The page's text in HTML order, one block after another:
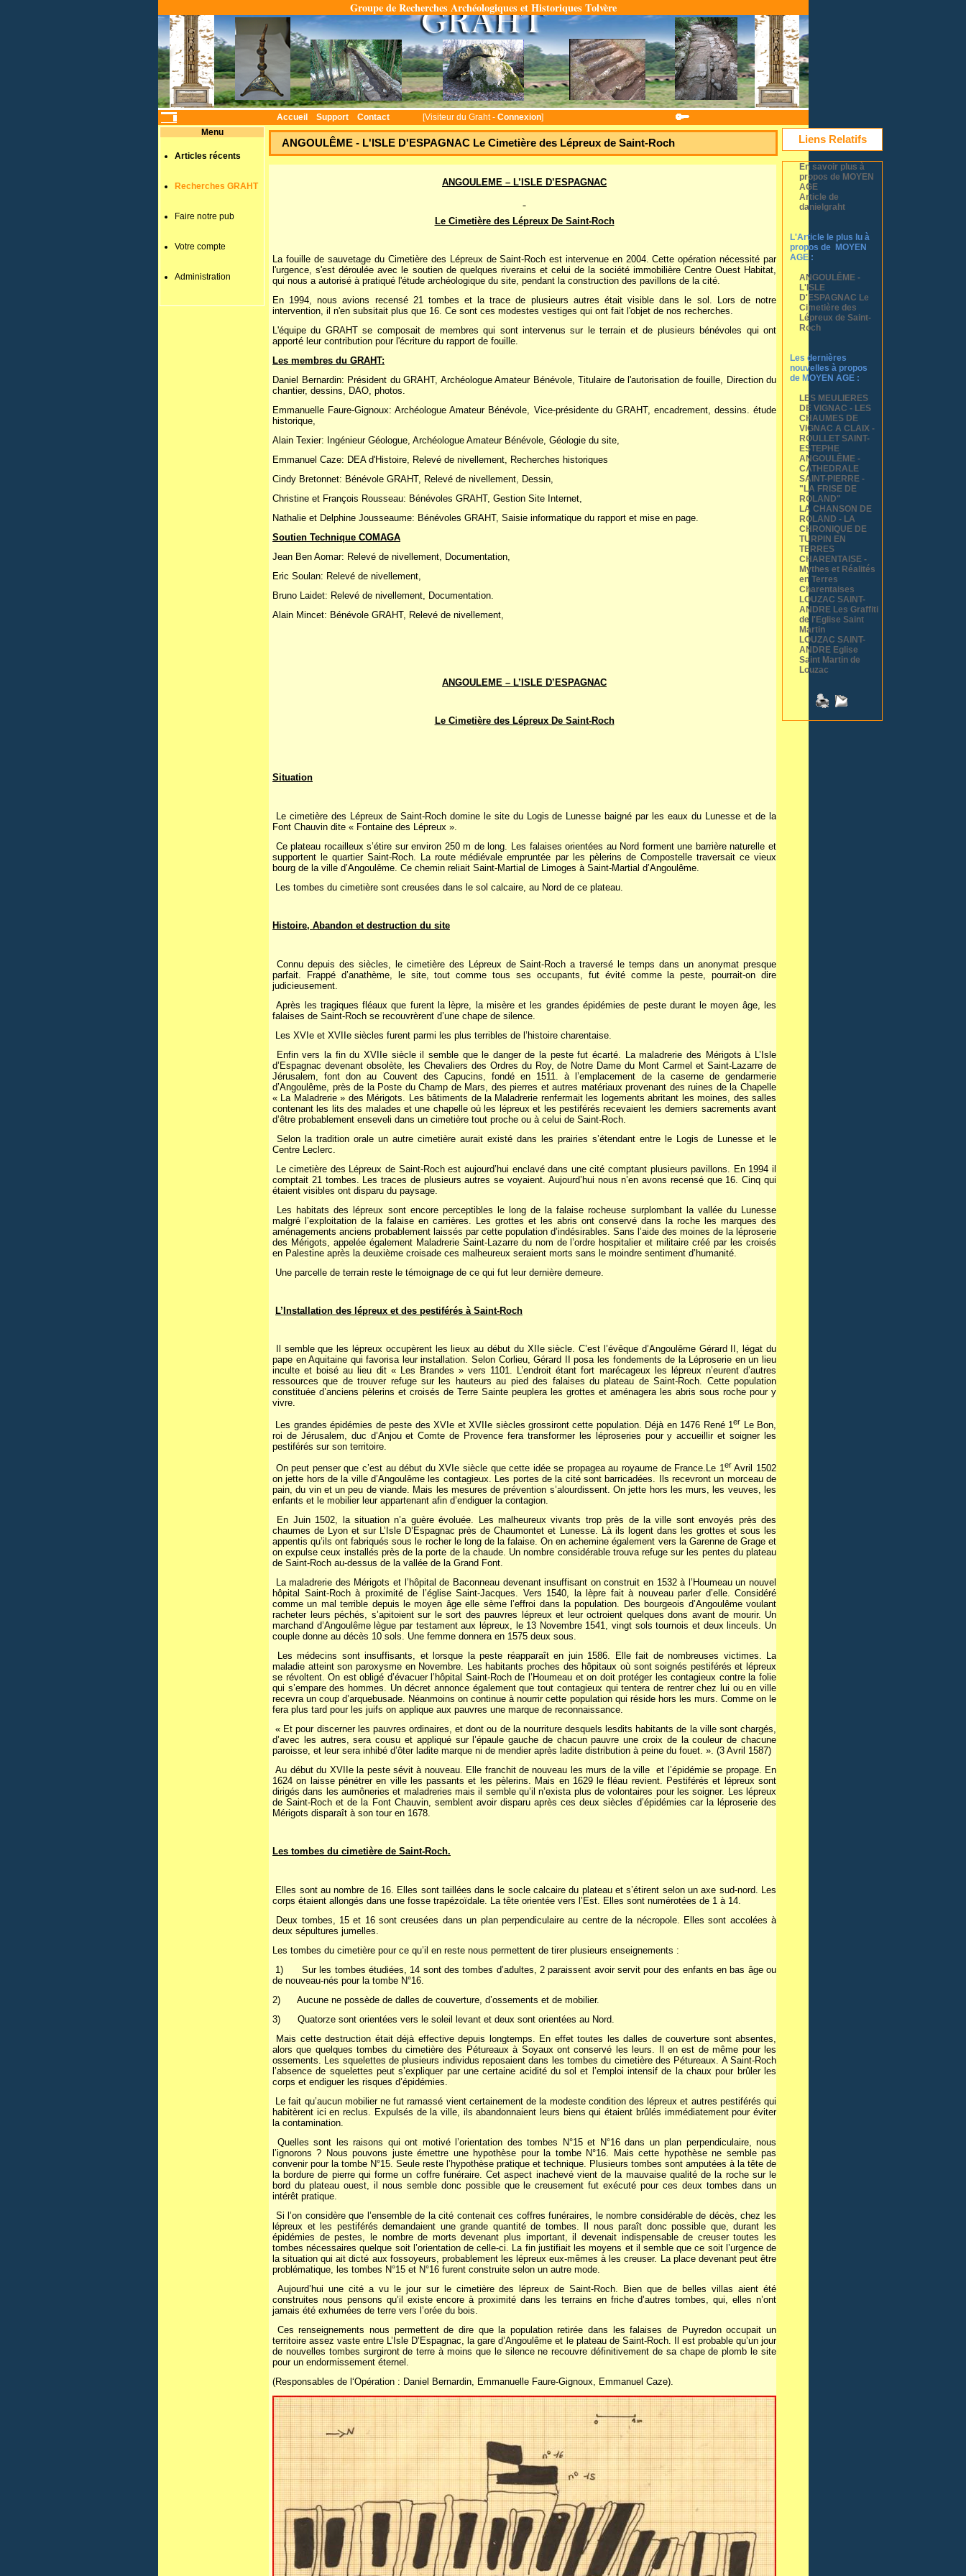
Groupe de Recherches Archéologiques et Historiques Tolvère
Accueil Support Contact [Visiteur du Graht - Connexion]
Menu
Articles récents
Recherches GRAHT
Faire notre pub
Votre compte
Administration
ANGOULÊME - L'ISLE D'ESPAGNAC Le Cimetière des Lépreux de Saint-Roch
ANGOULEME – L’ISLE D’ESPAGNAC
Le Cimetière des Lépreux De Saint-Roch
La fouille de sauvetage du Cimetière des Lépreux de Saint-Roch est intervenue en 2004. Cette opération nécessité par
l'urgence, s'est déroulée avec le soutien de quelques riverains et celui de la société immobilière Centre Ouest Habitat,
qui nous a autorisé à pratiqué l'étude archéologique du site, pendant la construction des pavillons de la cité.
En 1994, nous avions recensé 21 tombes et la trace de plusieurs autres était visible dans le sol. Lors de notre
intervention, il n'en subsitait plus que 16. Ce sont ces modestes vestiges qui ont fait l'objet de nos recherches.
L'équipe du GRAHT se composait de membres qui sont intervenus sur le terrain et de plusieurs bénévoles qui ont
apporté leur contribution pour l'écriture du rapport de fouille.
Les membres du GRAHT:
Daniel Bernardin: Président du GRAHT, Archéologue Amateur Bénévole, Titulaire de l'autorisation de fouille, Direction du
chantier, dessins, DAO, photos.
Emmanuelle Faure-Gignoux: Archéologue Amateur Bénévole, Vice-présidente du GRAHT, encadrement, dessins. étude
historique,
Alain Texier: Ingénieur Géologue, Archéologue Amateur Bénévole, Géologie du site,
Emmanuel Caze: DEA d'Histoire, Relevé de nivellement, Recherches historiques
Cindy Bretonnet: Bénévole GRAHT, Relevé de nivellement, Dessin,
Christine et François Rousseau: Bénévoles GRAHT, Gestion Site Internet,
Nathalie et Delphine Jousseaume: Bénévoles GRAHT, Saisie informatique du rapport et mise en page.
Soutien Technique COMAGA
Jean Ben Aomar: Relevé de nivellement, Documentation,
Eric Soulan: Relevé de nivellement,
Bruno Laidet: Relevé de nivellement, Documentation.
Alain Mincet: Bénévole GRAHT, Relevé de nivellement,
ANGOULEME – L’ISLE D’ESPAGNAC
Le Cimetière des Lépreux De Saint-Roch
Situation
Le cimetière des Lépreux de Saint-Roch domine le site du Logis de Lunesse baigné par les eaux du Lunesse et de la
Font Chauvin dite « Fontaine des Lépreux ».
Ce plateau rocailleux s’étire sur environ 250 m de long. Les falaises orientées au Nord forment une barrière naturelle et
supportent le quartier Saint-Roch. La route médiévale empruntée par les pèlerins de Compostelle traversait ce vieux
bourg de la ville d’Angoulême. Ce chemin reliait Saint-Martial de Limoges à Saint-Martial d’Angoulême.
Les tombes du cimetière sont creusées dans le sol calcaire, au Nord de ce plateau.
Histoire, Abandon et destruction du site
Connu depuis des siècles, le cimetière des Lépreux de Saint-Roch a traversé le temps dans un anonymat presque
parfait. Frappé d’anathème, le site, tout comme tous ses occupants, fut évité comme la peste, pourrait-on dire
judicieusement.
Après les tragiques fléaux que furent la lèpre, la misère et les grandes épidémies de peste durant le moyen âge, les
falaises de Saint-Roch se recouvrèrent d’une chape de silence.
Les XVIe et XVIIe siècles furent parmi les plus terribles de l’histoire charentaise.
Enfin vers la fin du XVIIe siècle il semble que le danger de la peste fut écarté. La maladrerie des Mérigots à L’Isle
d’Espagnac devenant obsolète, les Chevaliers des Ordres du Roy, de Notre Dame du Mont Carmel et Saint-Lazarre de
Jérusalem, font don au Couvent des Capucins, fondé en 1511. à l’emplacement de la caserne de gendarmerie
d’Angoulême, près de la Poste du Champ de Mars, des pierres et autres matériaux provenant des ruines de la Chapelle
« La Maladrerie » des Mérigots. Les bâtiments de la Maladrerie renfermait les logements abritant les moines, des salles
contenant les lits des malades et une chapelle où les lépreux et les pestiférés recevaient les derniers sacrements avant
d’être probablement enseveli dans un cimetière tout proche ou à celui de Saint-Roch.
Selon la tradition orale un autre cimetière aurait existé dans les prairies s’étendant entre le Logis de Lunesse et le
Centre Leclerc.
Le cimetière des Lépreux de Saint-Roch est aujourd’hui enclavé dans une cité comptant plusieurs pavillons. En 1994 il
comptait 21 tombes. Les traces de plusieurs autres se voyaient. Aujourd’hui nous n’en avons recensé que 16. Cinq qui
étaient visibles ont disparu du paysage.
Les habitats des lépreux sont encore perceptibles le long de la falaise rocheuse surplombant la vallée du Lunesse
malgré l’exploitation de la falaise en carrières. Les grottes et les abris ont conservé dans la roche les marques des
aménagements anciens probablement laissés par cette population d’indésirables. Sans l’aide des moines de la léproserie
des Mérigots, appelée également Maladrerie Saint-Lazarre du nom de l’ordre hospitalier et militaire créé par les croisés
en Palestine après la deuxième croisade ces malheureux seraient morts sans le moindre sentiment d’humanité.
Une parcelle de terrain reste le témoignage de ce qui fut leur dernière demeure.
L’Installation des lépreux et des pestiférés à Saint-Roch
Il semble que les lépreux occupèrent les lieux au début du XIIe siècle. C’est l’évêque d’Angoulême Gérard II, légat du
pape en Aquitaine qui favorisa leur installation. Selon Corlieu, Gérard II posa les fondements de la Léproserie en un lieu
inculte et boisé au lieu dit « Les Brandes » vers 1101. L’endroit étant fort marécageux les lépreux n’eurent d’autres
ressources que de trouver refuge sur les hauteurs au pied des falaises du plateau de Saint-Roch. Cette population
constituée d’anciens pèlerins et croisés de Terre Sainte peuplera les grottes et aménagera les abris sous roche pour y
vivre.
Les grandes épidémies de peste des XVIe et XVIIe siècles grossiront cette population. Déjà en 1476 René 1er
Le Bon,
roi de Jérusalem, duc d’Anjou et Comte de Provence fera transformer les léproseries pour y accueillir et soigner les
pestiférés sur son territoire.
On peut penser que c’est au début du XVIe siècle que cette idée se propagea au royaume de France.Le 1er Avril 1502
on jette hors de la ville d’Angoulême les contagieux. Les portes de la cité sont barricadées. Ils recevront un morceau de
pain, du vin et un peu de viande. Mais les mesures de prévention s’alourdissent. On jette hors les murs, les veuves, les
enfants et le mobilier leur appartenant afin d’endiguer la contagion.
En Juin 1502, la situation n’a guère évoluée. Les malheureux vivants trop près de la ville sont envoyés près des
chaumes de Lyon et sur L’Isle D’Espagnac près de Chaumontet et Lunesse. Là ils logent dans les grottes et sous les
appentis qu’ils ont fabriqués sous le rocher le long de la falaise. On en achemine également vers la Garenne de Grage et
on expulse ceux installés près de la porte de la chaude. Un nombre considérable trouva refuge sur les pentes du plateau
de Saint-Roch au-dessus de la vallée de la Grand Font.
La maladrerie des Mérigots et l’hôpital de Baconneau devenant insuffisant on construit en 1532 à l’Houmeau un nouvel
hôpital Saint-Roch à proximité de l’église Saint-Jacques. Vers 1540, la lèpre fait à nouveau parler d’elle. Considéré
comme un mal terrible depuis le moyen âge elle sème l’effroi dans la population. Des bourgeois d’Angoulême voulant
racheter leurs péchés, s’apitoient sur le sort des pauvres lépreux et leur octroient quelques dons avant de mourir. Un
marchand d’Angoulême lègue par testament aux lépreux, le 13 Novembre 1541, vingt sols tournois et deux linceuls. Un
couple donne au décès 10 sols. Une femme donnera en 1575 deux sous.
Les médecins sont insuffisants, et lorsque la peste réapparaît en juin 1586. Elle fait de nombreuses victimes. La
maladie atteint son paroxysme en Novembre. Les habitants proches des hôpitaux où sont soignés pestiférés et lépreux
se révoltent. On est obligé d’évacuer l’hôpital Saint-Roch de l’Houmeau et on doit protéger les contagieux contre la folie
qui s’empare des hommes. Un décret annonce également que tout contagieux qui tentera de rentrer chez lui ou en ville
recevra un coup d’arquebusade. Néanmoins on continue à nourrir cette population qui réside hors les murs. Comme on le
fera plus tard pour les juifs on applique aux pauvres une marque de reconnaissance.
« Et pour discerner les pauvres ordinaires, et dont ou de la nourriture desquels lesdits habitants de la ville sont chargés,
d’avec les autres, sera cousu et appliqué sur l’épaule gauche de chacun pauvre une croix de la couleur de chacune
paroisse, et leur sera inhibé d’ôter ladite marque ni de mendier après ladite distribution à peine du fouet. ». (3 Avril 1587)
Au début du XVIIe la peste sévit à nouveau. Elle franchit de nouveau les murs de la ville et l’épidémie se propage. En
1624 on laisse pénétrer en ville les passants et les pèlerins. Mais en 1629 le fléau revient. Pestiférés et lépreux sont
dirigés dans les aumôneries et maladreries mais il semble qu’il n’exista plus de volontaires pour les soigner. Les lépreux
de Saint-Roch et de la Font Chauvin, semblent avoir disparu après ces deux siècles d’épidémies car la léproserie des
Mérigots disparaît à son tour en 1678.
Les tombes du cimetière de Saint-Roch.
Elles sont au nombre de 16. Elles sont taillées dans le socle calcaire du plateau et s’étirent selon un axe sud-nord. Les
corps étaient allongés dans une fosse trapézoïdale. La tête orientée vers l’Est. Elles sont numérotées de 1 à 14.
Deux tombes, 15 et 16 sont creusées dans un plan perpendiculaire au centre de la nécropole. Elles sont accolées à
deux sépultures jumelles.
Les tombes du cimetière pour ce qu’il en reste nous permettent de tirer plusieurs enseignements :
1) Sur les tombes étudiées, 14 sont des tombes d’adultes, 2 paraissent avoir servit pour des enfants en bas âge ou
de nouveau-nés pour la tombe N°16.
2) Aucune ne possède de dalles de couverture, d’ossements et de mobilier.
3) Quatorze sont orientées vers le soleil levant et deux sont orientées au Nord.
Mais cette destruction était déjà effective depuis longtemps. En effet toutes les dalles de couverture sont absentes,
alors que quelques tombes du cimetière des Pétureaux à Soyaux ont conservé les leurs. Il en est de même pour les
ossements. Les squelettes de plusieurs individus reposaient dans les tombes du cimetière des Pétureaux. A Saint-Roch
l’absence de squelettes peut s’expliquer par une certaine acidité du sol et l’emploi intensif de la chaux pour brûler les
corps et endiguer les risques d’épidémies.
Le fait qu’aucun mobilier ne fut ramassé vient certainement de la modeste condition des lépreux et autres pestiférés qui
habitèrent ici en reclus. Expulsés de la ville, ils abandonnaient leurs biens qui étaient brûlés immédiatement pour éviter
la contamination.
Quelles sont les raisons qui ont motivé l’orientation des tombes N°15 et N°16 dans un plan perpendiculaire, nous
l’ignorons ? Nous pouvons juste émettre une hypothèse pour la tombe N°16. Mais cette hypothèse ne semble pas
convenir pour la tombe N°15. Seule reste l’hypothèse pratique et technique. Plusieurs tombes sont amputées à la tête de
la bordure de pierre qui forme un coffre funéraire. Cet aspect inachevé vient de la mauvaise qualité de la roche sur le
bord du plateau ouest, il nous semble donc possible que le creusement fut exécuté pour ces deux tombes dans un
intérêt pratique.
Si l’on considère que l’ensemble de la cité contenait ces coffres funéraires, le nombre considérable de décès, chez les
lépreux et les pestiférés demandaient une grande quantité de tombes. Il nous paraît donc possible que, durant les
épidémies de pestes, le nombre de morts devenant plus important, il devenait indispensable de creuser toutes les
tombes nécessaires quelque soit l’orientation de celle-ci. La fin justifiait les moyens et il semble que ce soit l’urgence de
la situation qui ait dicté aux fossoyeurs, probablement les lépreux eux-mêmes à les creuser. La place devenant peut être
problématique, les tombes N°15 et N°16 furent construite selon un autre mode.
Aujourd’hui une cité a vu le jour sur le cimetière des lépreux de Saint-Roch. Bien que de belles villas aient été
construites nous pensons qu’il existe encore à proximité dans les terrains en friche d’autres tombes, qui, elles n’ont
jamais été exhumées de terre vers l’orée du bois.
Ces renseignements nous permettent de dire que la population retirée dans les falaises de Puyredon occupait un
territoire assez vaste entre L’Isle D’Espagnac, la gare d’Angoulême et le plateau de Saint-Roch. Il est probable qu’un jour
de nouvelles tombes surgiront de terre à moins que le silence ne recouvre définitivement de sa chape de plomb le site
pour un endormissement éternel.
(Responsables de l‘Opération : Daniel Bernardin, Emmanuelle Faure-Gignoux, Emmanuel Caze).
Liens Relatifs
En savoir plus à
propos de MOYEN
AGE
Article de
danielgraht
L'Article le plus lu à
propos de MOYEN
AGE :
ANGOULÊME -
L'ISLE
D'ESPAGNAC Le
Cimetière des
Lépreux de Saint-
Roch
Les dernières
nouvelles à propos
de MOYEN AGE :
LES MEULIERES
DE VIGNAC - LES
CHAUMES DE
VIGNAC A CLAIX -
ROULLET SAINT-
ESTEPHE
ANGOULÊME -
CATHEDRALE
SAINT-PIERRE -
"LA FRISE DE
ROLAND"
LA CHANSON DE
ROLAND - LA
CHRONIQUE DE
TURPIN EN
TERRES
CHARENTAISE -
Mythes et Réalités
en Terres
Charentaises
LOUZAC SAINT-
ANDRE Les Graffiti
de l'Eglise Saint
Martin
LOUZAC SAINT-
ANDRE Eglise
Saint Martin de
Louzac
Temps : 0.1066 seconde(s)